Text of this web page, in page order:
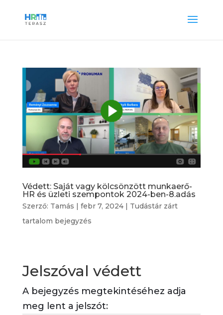
Védett: Saját vagy kölcsönzött munkaerő-
HR és üzleti szempontok 2024-ben-8.adás
Szerző: Tamás | febr 7, 2024| Tudástár zárt
tartalom bejegyzés
Jelszóval védett
A bejegyzés megtekintéséhez adja
meg lent a jelszót: